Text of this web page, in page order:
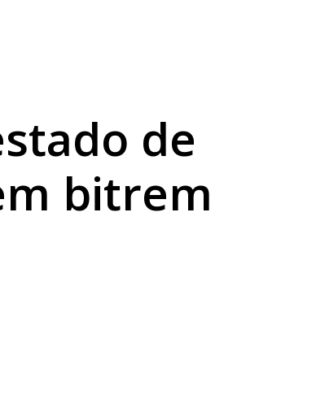
de
bitrem